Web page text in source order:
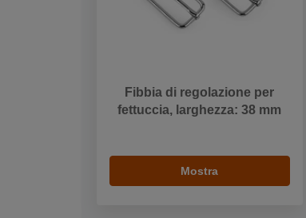
Fibbia di regolazione per
fettuccia, larghezza: 38 mm
Mostra